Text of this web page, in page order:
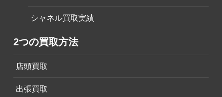
シャネル買取実績
2つの買取方法
店頭買取
出張買取